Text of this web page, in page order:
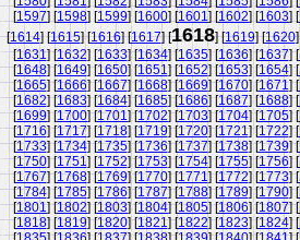
[1597] [1598] [1599] [1600] [1601] [1602] [1603] [
[1614] [1615] [1616] [1617] [1618] [1619] [1620
[1631] [1632] [1633] [1634] [1635] [1636] [1637] [
[1648] [1649] [1650] [1651] [1652] [1653] [1654] [
[1665] [1666] [1667] [1668] [1669] [1670] [1671] [
[1682] [1683] [1684] [1685] [1686] [1687] [1688] [
[1699] [1700] [1701] [1702] [1703] [1704] [1705] [
[1716] [1717] [1718] [1719] [1720] [1721] [1722] [
[1733] [1734] [1735] [1736] [1737] [1738] [1739] [
[1750] [1751] [1752] [1753] [1754] [1755] [1756] [
[1767] [1768] [1769] [1770] [1771] [1772] [1773] [
[1784] [1785] [1786] [1787] [1788] [1789] [1790] [
[1801] [1802] [1803] [1804] [1805] [1806] [1807] [
[1818] [1819] [1820] [1821] [1822] [1823] [1824] [